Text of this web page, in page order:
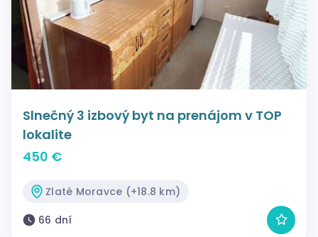
Slnečný 3 izbový byt na prenájom v TOP
lokalite
450 €
Zlaté Moravce (+18.8 km)
66 dní